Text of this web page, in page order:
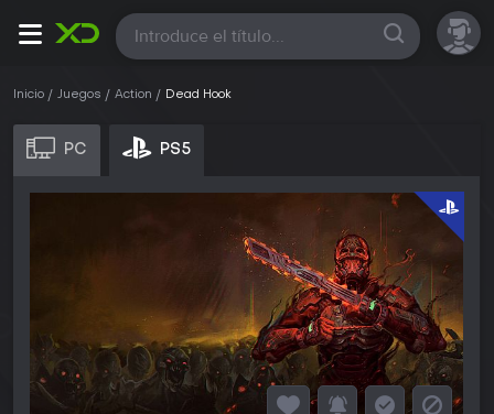
Todas
Inicio Juegos Action Dead Hook
PC PS5